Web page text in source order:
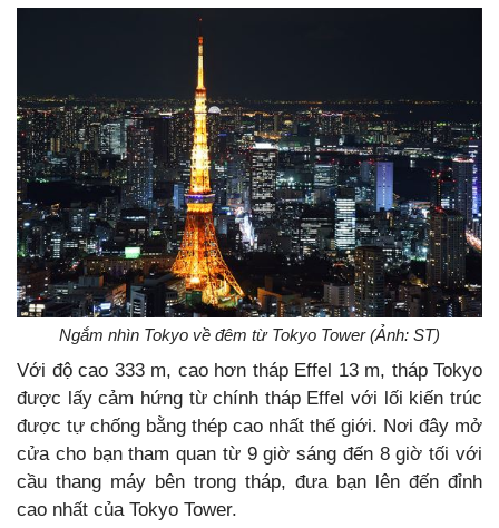
Ngắm nhìn Tokyo về đêm từ Tokyo Tower (Ảnh: ST)
Với độ cao 333 m, cao hơn tháp Effel 13 m, tháp Tokyo
được lấy cảm hứng từ chính tháp Effel với lối kiến trúc
được tự chống bằng thép cao nhất thế giới. Nơi đây mở
cửa cho bạn tham quan từ 9 giờ sáng đến 8 giờ tối với
cầu thang máy bên trong tháp, đưa bạn lên đến đỉnh
cao nhất của Tokyo Tower.